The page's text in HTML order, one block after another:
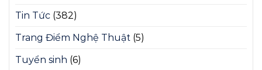
Tin Tức (382)
Trang Điểm Nghệ Thuật (5)
Tuyển sinh (6)